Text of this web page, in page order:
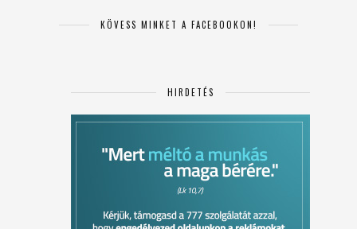
KÖVESS MINKET A FACEBOOKON!
HIRDETÉS